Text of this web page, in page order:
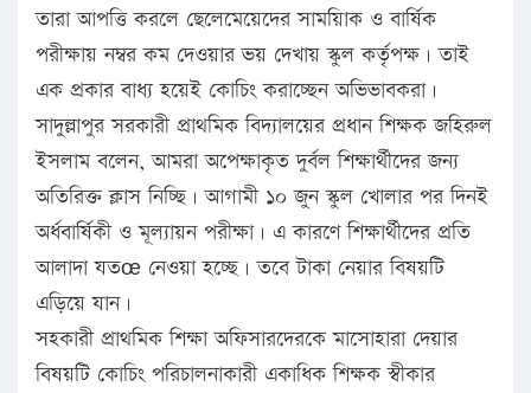
তারা আপত্তি করলে ছেলেমেয়েদের সাময়িাক ও বার্ষিক
পরীক্ষায় নম্বর কম দেওয়ার ভয় দেখায় স্কুল কর্তৃপক্ষ। তাই
এক প্রকার বাধ্য হয়েই কোচিং করাচ্ছেন অভিভাবকরা।
সাদুল্লাপুর সরকারী প্রাথমিক বিদ্যালয়ের প্রধান শিক্ষক জহিরুল
ইসলাম বলেন, আমরা অপেক্ষাকৃত দুর্বল শিক্ষার্থীদের জন্য
অতিরিক্ত ক্লাস নিচ্ছি। আগামী ১০ জুন স্কুল খোলার পর দিনই
অর্ধবার্ষিকী ও মূল্যায়ন পরীক্ষা। এ কারণে শিক্ষার্থীদের প্রতি
আলাদা যতœ নেওয়া হচ্ছে। তবে টাকা নেয়ার বিষয়টি
এড়িয়ে যান।
সহকারী প্রাথমিক শিক্ষা অফিসারদেরকে মাসোহারা দেয়ার
বিষয়টি কোচিং পরিচালনাকারী একাধিক শিক্ষক স্বীকার